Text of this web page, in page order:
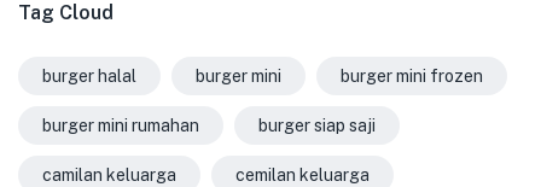
Tag Cloud
burger halal burger mini burger mini frozen
burger mini rumahan burger siap saji
camilan keluarga cemilan keluarga